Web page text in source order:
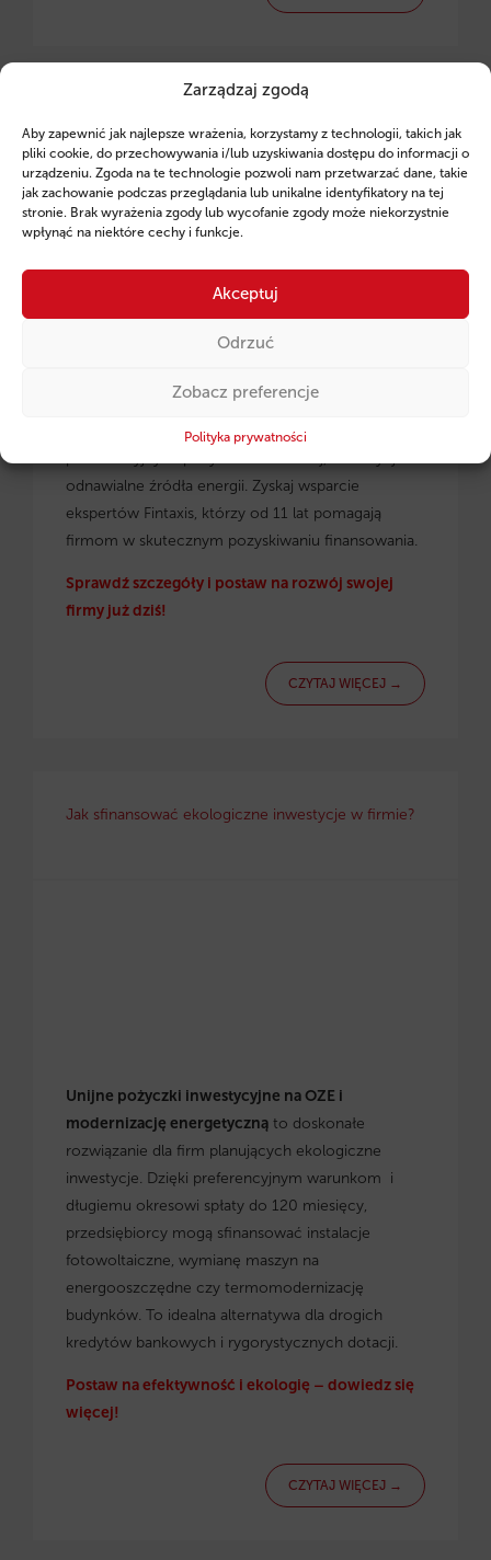
Zarządzaj zgodą
Aby zapewnić jak najlepsze wrażenia, korzystamy z technologii, takich jak
pliki cookie, do przechowywania i/lub uzyskiwania dostępu do informacji o
urządzeniu. Zgoda na te technologie pozwoli nam przetwarzać dane, takie
jak zachowanie podczas przeglądania lub unikalne identyfikatory na tej
stronie. Brak wyrażenia zgody lub wycofanie zgody może niekorzystnie
wpłynąć na niektóre cechy i funkcje.
Akceptuj
Odrzuć
Zobacz preferencje
Polityka prywatności
przedsiębiorców z regionu małopolskiego.
Pożyczki unijne dla małopolskich
przedsiębiorców– dowiedz się, jak skorzystać z
odnawialne źródła energii. Zyskaj wsparcie
ekspertów Fintaxis, którzy od 11 lat pomagają
firmom w skutecznym pozyskiwaniu finansowania.
Sprawdź szczegóły i postaw na rozwój swojej
firmy już dziś!
CZYTAJ WIĘCEJ →
Jak sfinansować ekologiczne inwestycje w firmie?
Unijne pożyczki inwestycyjne na OZE i
modernizację energetyczną to doskonałe
rozwiązanie dla firm planujących ekologiczne
inwestycje. Dzięki preferencyjnym warunkom i
długiemu okresowi spłaty do 120 miesięcy,
przedsiębiorcy mogą sfinansować instalacje
fotowoltaiczne, wymianę maszyn na
energooszczędne czy termomodernizację
budynków. To idealna alternatywa dla drogich
kredytów bankowych i rygorystycznych dotacji.
Postaw na efektywność i ekologię – dowiedz się
więcej!
CZYTAJ WIĘCEJ →